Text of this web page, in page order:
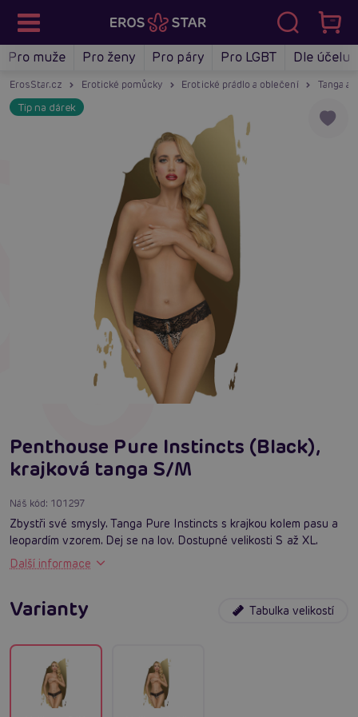
Pro muže Pro ženy Pro páry Pro LGBT Dle účelu
ErosStar.cz Erotické pomůcky Erotické prádlo a oblečení Tanga a
Tip na dárek
Penthouse Pure Instincts (Black),
krajková tanga S/M
Náš kód: 101297
Zbystři své smysly. Tanga Pure Instincts s krajkou kolem pasu a
leopardím vzorem. Dej se na lov. Dostupné velikosti S až XL.
Další informace
Varianty Tabulka velikostí